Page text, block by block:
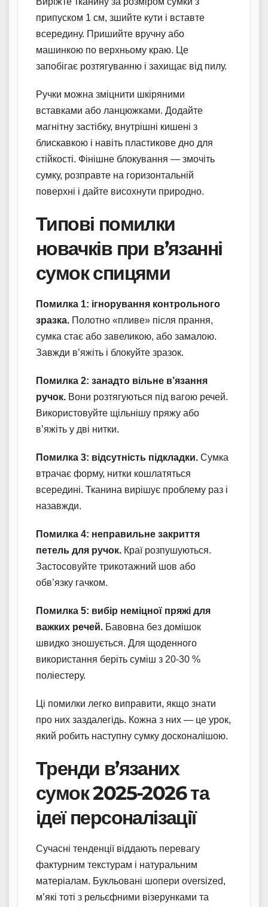
припуском 1 см, зшийте кути і вставте
всередину. Пришийте вручну або
машинкою по верхньому краю. Це
запобігає розтягуванню і захищає від пилу.
Ручки можна зміцнити шкіряними
вставками або ланцюжками. Додайте
магнітну застібку, внутрішні кишені з
блискавкою і навіть пластикове дно для
стійкості. Фінішне блокування — змочіть
сумку, розправте на горизонтальній
поверхні і дайте висохнути природно.
Типові помилки
новачків при в’язанні
сумок спицями
Помилка 1: ігнорування контрольного
зразка. Полотно «пливе» після прання,
сумка стає або завеликою, або замалою.
Завжди в’яжіть і блокуйте зразок.
Помилка 2: занадто вільне в’язання
ручок. Вони розтягуються під вагою речей.
Використовуйте щільнішу пряжу або
в’яжіть у дві нитки.
Помилка 3: відсутність підкладки. Сумка
втрачає форму, нитки кошлатяться
всередині. Тканина вирішує проблему раз і
назавжди.
Помилка 4: неправильне закриття
петель для ручок. Краї розпушуються.
Застосовуйте трикотажний шов або
обв’язку гачком.
Помилка 5: вибір неміцної пряжі для
важких речей. Бавовна без домішок
швидко зношується. Для щоденного
використання беріть суміш з 20-30 %
поліестеру.
Ці помилки легко виправити, якщо знати
про них заздалегідь. Кожна з них — це урок,
який робить наступну сумку досконалішою.
Тренди в’язаних
сумок 2025-2026 та
ідеї персоналізації
Сучасні тенденції віддають перевагу
фактурним текстурам і натуральним
матеріалам. Букльовані шопери oversized,
м’які тоті з рельєфними візерунками та